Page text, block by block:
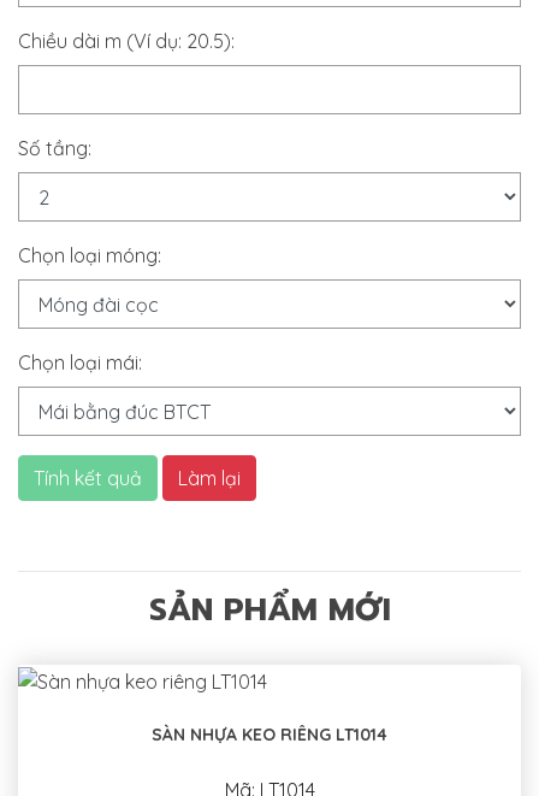
Chiều dài m (Ví dụ: 20.5):
Số tầng:
Chọn loại móng:
Chọn loại mái:
Tính kết quả Làm lại
SẢN PHẨM MỚI
SÀN NHỰA KEO RIÊNG LT1014
Mã: LT1014